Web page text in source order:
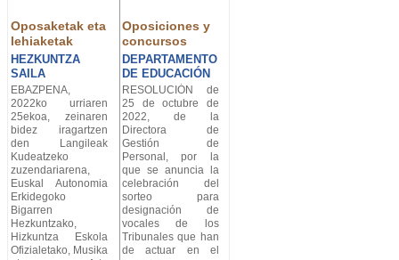
Oposaketak eta
lehiaketak
HEZKUNTZA
SAILA
Oposiciones y
concursos
DEPARTAMENTO
DE EDUCACIÓN
EBAZPENA,
2022ko urriaren
25ekoa, zeinaren
bidez iragartzen
den Langileak
Kudeatzeko
zuzendariarena,
Euskal Autonomia
Erkidegoko
Bigarren
Hezkuntzako,
Hizkuntza Eskola
Ofizialetako, Musika
RESOLUCIÓN de
25 de octubre de
2022, de la
Directora de
Gestión de
Personal, por la
que se anuncia la
celebración del
sorteo para
designación de
vocales de los
Tribunales que han
de actuar en el